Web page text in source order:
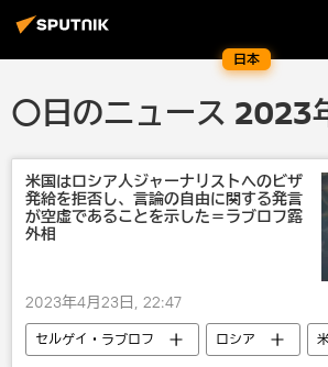
日本
〇日のニュース 2023
米国はロシア人ジャーナリストへのビザ
発給を拒否し、言論の自由に関する発言
が空虚であることを示した＝ラブロフ露
外相
2023年4月23日, 22:47
セルゲイ・ラブロフ ロシア